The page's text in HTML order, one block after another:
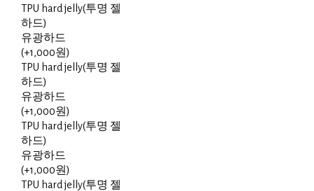
TPU hard jelly(투명 젤
하드)
유광하드
(+1,000원)
TPU hard jelly(투명 젤
하드)
유광하드
(+1,000원)
TPU hard jelly(투명 젤
하드)
유광하드
(+1,000원)
TPU hard jelly(투명 젤